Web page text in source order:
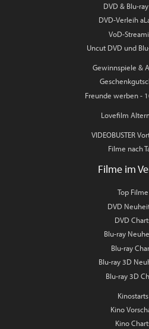
DVD & Blu-
DVD-Verleih
VoD-
Uncut DVD und
Gewinnspiele &
Freunde werben -
Lovefilm
VIDEOBUSTER
Filme nach
Filme im
Top Filme
DVD
DVD
Blu-ray
Blu-ray
Blu-ray 3D
Blu-ray 3D
Kinostarts
Kino
Kino